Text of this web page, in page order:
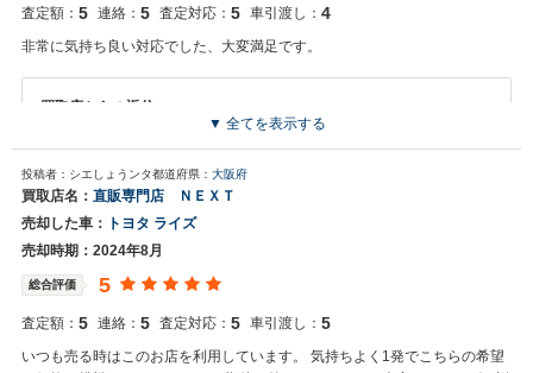
査定額： 5 連絡： 5 査定対応： 5 車引渡し： 4
非常に気持ち良い対応でした、大変満足です。
買取店からの返信
この度は嬉しいお言葉をいただき、誠にありがとうございます。 「非
ただけるサービスを目指してまいります。 またのご利用を心よりお待
ちしております。
▼ 全てを表示する
投稿者：シエしょうンタ都道府県： 大阪府
買取店名： 直販専門店 ＮＥＸＴ
売却した車：
トヨタ ライズ
売却時期：2024年8月
総合評価 5
査定額： 5 連絡： 5 査定対応： 5 車引渡し： 5
いつも売る時はこのお店を利用しています。 気持ちよく1発でこちらの希望